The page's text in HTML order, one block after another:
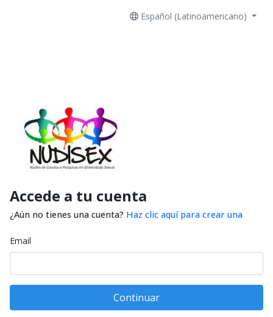
Español (Latinoamericano)
Accede a tu cuenta
¿Aún no tienes una cuenta? Haz clic aquí para crear una
Email
Continuar